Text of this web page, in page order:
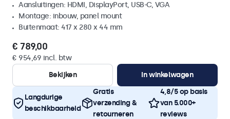
Aansluitingen: HDMI, DisplayPort, USB-C, VGA
Montage: inbouw, panel mount
Buitenmaat: 417 x 280 x 44 mm
€ 789,00
€ 954,69 incl. btw
Bekijken
In winkelwagen
Langdurige
beschikbaarheid
Gratis
verzending &
retourneren
4,8/5 op basis
van 5.000+
reviews